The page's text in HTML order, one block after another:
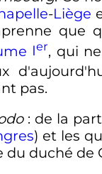
-Liège
que
Ier, qui
pas.
: de la
) et les
duché de